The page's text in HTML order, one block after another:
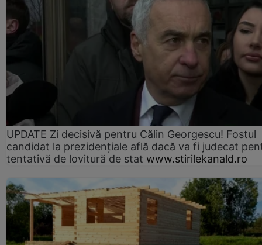
UPDATE Zi decisivă pentru Călin Georgescu! Fostul
candidat la prezidențiale află dacă va fi judecat
tentativă de lovitură de stat www.stirilekanald.ro